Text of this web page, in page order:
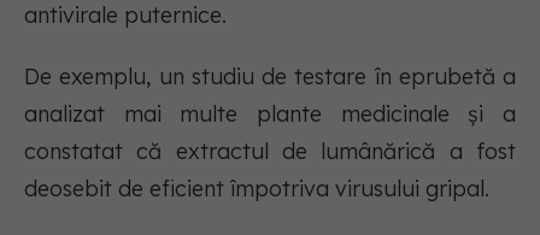
antivirale puternice.
De exemplu, un studiu de testare în eprubetă a
analizat mai multe plante medicinale și a
constatat că extractul de lumânărică a fost
deosebit de eficient împotriva virusului gripal.